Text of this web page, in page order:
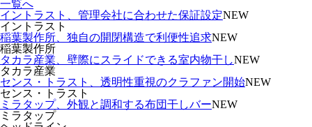
一覧へ
イントラスト、管理会社に合わせた保証設定NEW
イントラスト
稲葉製作所、独自の開閉構造で利便性追求NEW
稲葉製作所
タカラ産業、壁際にスライドできる室内物干しNEW
タカラ産業
センス・トラスト、透明性重視のクラファン開始NEW
センス・トラスト
ミラタップ、外観と調和する布団干しバーNEW
ミラタップ